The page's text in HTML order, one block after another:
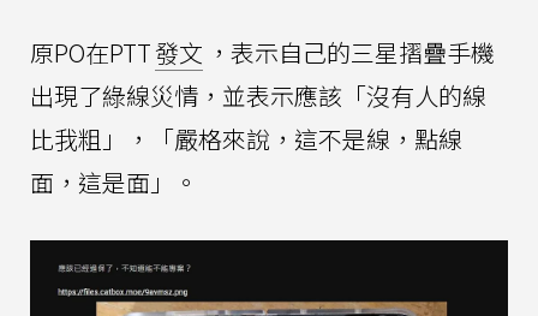
原PO在PTT發文 ，表示自己的三星摺疊手機
出現了綠線災情，並表示應該「沒有人的線
比我粗」，「嚴格來說，這不是線，點線
面，這是面」。